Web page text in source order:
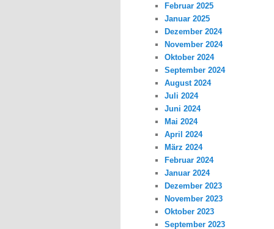
Februar 2025
Januar 2025
Dezember 2024
November 2024
Oktober 2024
September 2024
August 2024
Juli 2024
Juni 2024
Mai 2024
April 2024
März 2024
Februar 2024
Januar 2024
Dezember 2023
November 2023
Oktober 2023
September 2023